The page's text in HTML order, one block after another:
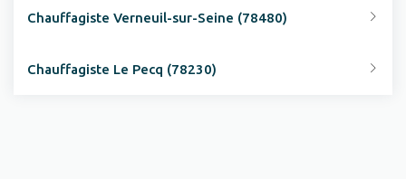
Chauffagiste Verneuil-sur-Seine (78480)
Chauffagiste Le Pecq (78230)